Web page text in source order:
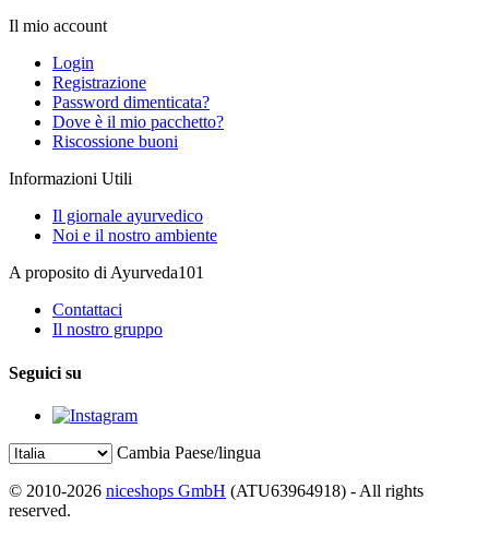
Il mio account
Login
Registrazione
Password dimenticata?
Dove è il mio pacchetto?
Riscossione buoni
Informazioni Utili
Il giornale ayurvedico
Noi e il nostro ambiente
A proposito di Ayurveda101
Contattaci
Il nostro gruppo
Seguici su
Cambia Paese/lingua
© 2010-2026 niceshops GmbH (ATU63964918) - All rights
reserved.